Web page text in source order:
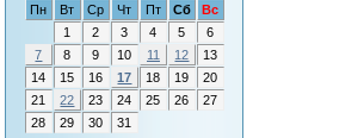
Пн
Вт Ср Чт Пт Сб
Вс
1
2 3 4 5
6
7
8 9 10 11 12
13
14
15 16 17 18 19
20
21
22 23 24 25 26
27
28
29 30 31